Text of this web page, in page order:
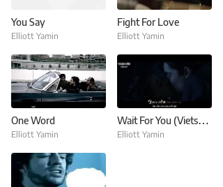
You Say
Elliott Yamin
Fight For Love
Elliott Yamin
One Word
Elliott Yamin
Wait For You (Vietsub, Kara)
Elliott Yamin